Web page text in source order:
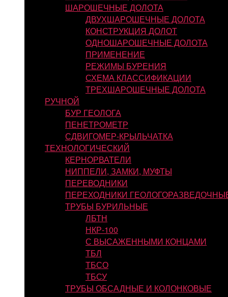
ШАРОШЕЧНЫЕ ДОЛОТА
ДВУХШАРОШЕЧНЫЕ ДОЛОТА
КОНСТРУКЦИЯ ДОЛОТ
ОДНОШАРОШЕЧНЫЕ ДОЛОТА
ПРИМЕНЕНИЕ
РЕЖИМЫ БУРЕНИЯ
СХЕМА КЛАССИФИКАЦИИ
ТРЕХШАРОШЕЧНЫЕ ДОЛОТА
РУЧНОЙ
БУР ГЕОЛОГА
ПЕНЕТРОМЕТР
СДВИГОМЕР-КРЫЛЬЧАТКА
ТЕХНОЛОГИЧЕСКИЙ
КЕРНОРВАТЕЛИ
НИППЕЛИ, ЗАМКИ, МУФТЫ
ПЕРЕВОДНИКИ
ПЕРЕХОДНИКИ
ТРУБЫ БУРИЛЬНЫЕ
ЛБТН
НКР-100
С ВЫСАЖЕННЫМИ КОНЦАМИ
ТБЛ
ТБСО
ТБСУ
ТРУБЫ ОБСАДНЫЕ И КОЛОНКОВЫЕ